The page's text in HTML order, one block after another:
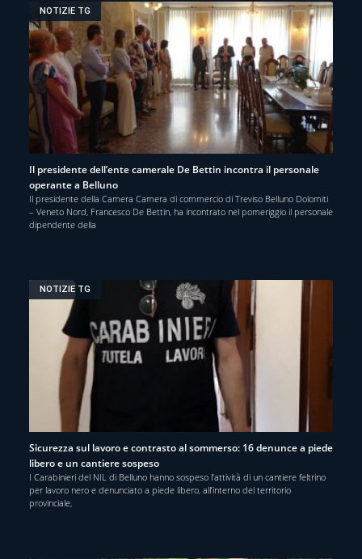
NOTIZIE TG
Il presidente dell’ente camerale De Bettin incontra il personale
operante a Belluno
Il presidente della Camera Camera di commercio di Treviso Belluno Dolomiti
– Veneto Nord, Francesco De Bettin, ha incontrato nel pomeriggio il personale
dipendente della
NOTIZIE TG
Sicurezza sul lavoro e contrasto al sommerso: 16 denunce a piede
libero e un cantiere sospeso
I Carabinieri del NIL di Belluno hanno sospeso l’attività di un cantiere feltrino
per lavoro nero e denunciato a piede libero, all’interno del territorio
provinciale,